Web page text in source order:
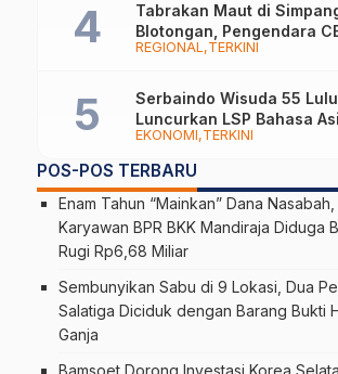
REGIONAL TERKINI
Tabrakan Maut di
Blotongan, Pengendara
Usai Dilarikan ke RS
EKONOMI TERKINI
Serbaindo Wisuda 55
Luncurkan LSP Bahasa
di Indonesia
POS-POS TERBARU
Enam Tahun “Mainkan” Dana
Karyawan BPR BKK Mandiraja Diduga
Rugi Rp6,68 Miliar
Sembunyikan Sabu di 9 Lokasi, Dua
Salatiga Diciduk dengan Barang Bukti
Ganja